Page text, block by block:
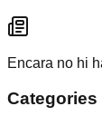
Encara no hi
Categories